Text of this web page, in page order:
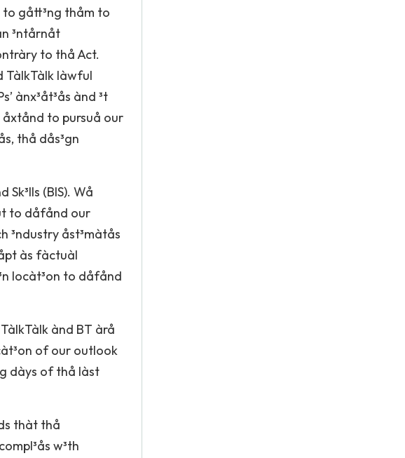
to gått³ng thåm to
³ntårnåt
to thå Act.
TàlkTàlk làwful
ànx³åt³ås ànd ³t
åxtånd to pursuå our
thå dås³gn
(BIS). Wå
to dåfånd our
³ndustry åst³màtås
às fàctuàl
locàt³on to dåfånd
ànd BT àrå
of our outlook
dàys of thå làst
thàt thå
w³th